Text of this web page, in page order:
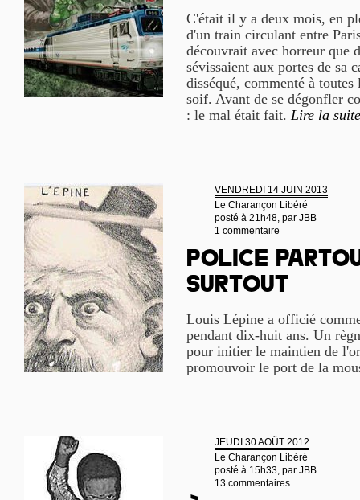
C'était il y a deux mois, en
d'un train circulant entre
découvrait avec horreur que
sévissaient aux portes de sa
disséqué, commenté à
soif. Avant de se dégonfler
: le mal était fait. Lire la suite
VENDREDI 14 JUIN 2013
Le Charançon Libéré
posté à 21h48, par JBB
1 commentaire
Police
surtout
Louis Lépine a officié
pendant dix-huit ans. Un
pour initier le maintien de
promouvoir le port de la
JEUDI 30 AOÛT 2012
Le Charançon Libéré
posté à 15h33, par JBB
13 commentaires